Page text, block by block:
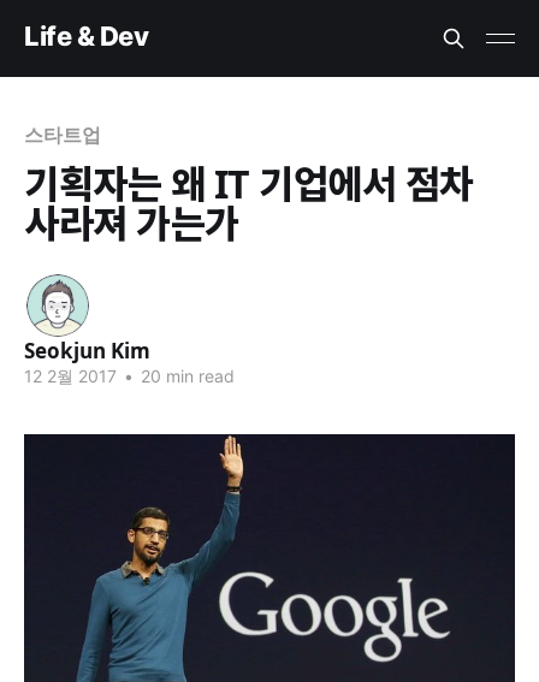
Life & Dev
스타트업
기획자는 왜 IT 기업에서 점차
사라져 가는가
Seokju
n Kim
Seokjun Kim
12 2월 2017 • 20 min read